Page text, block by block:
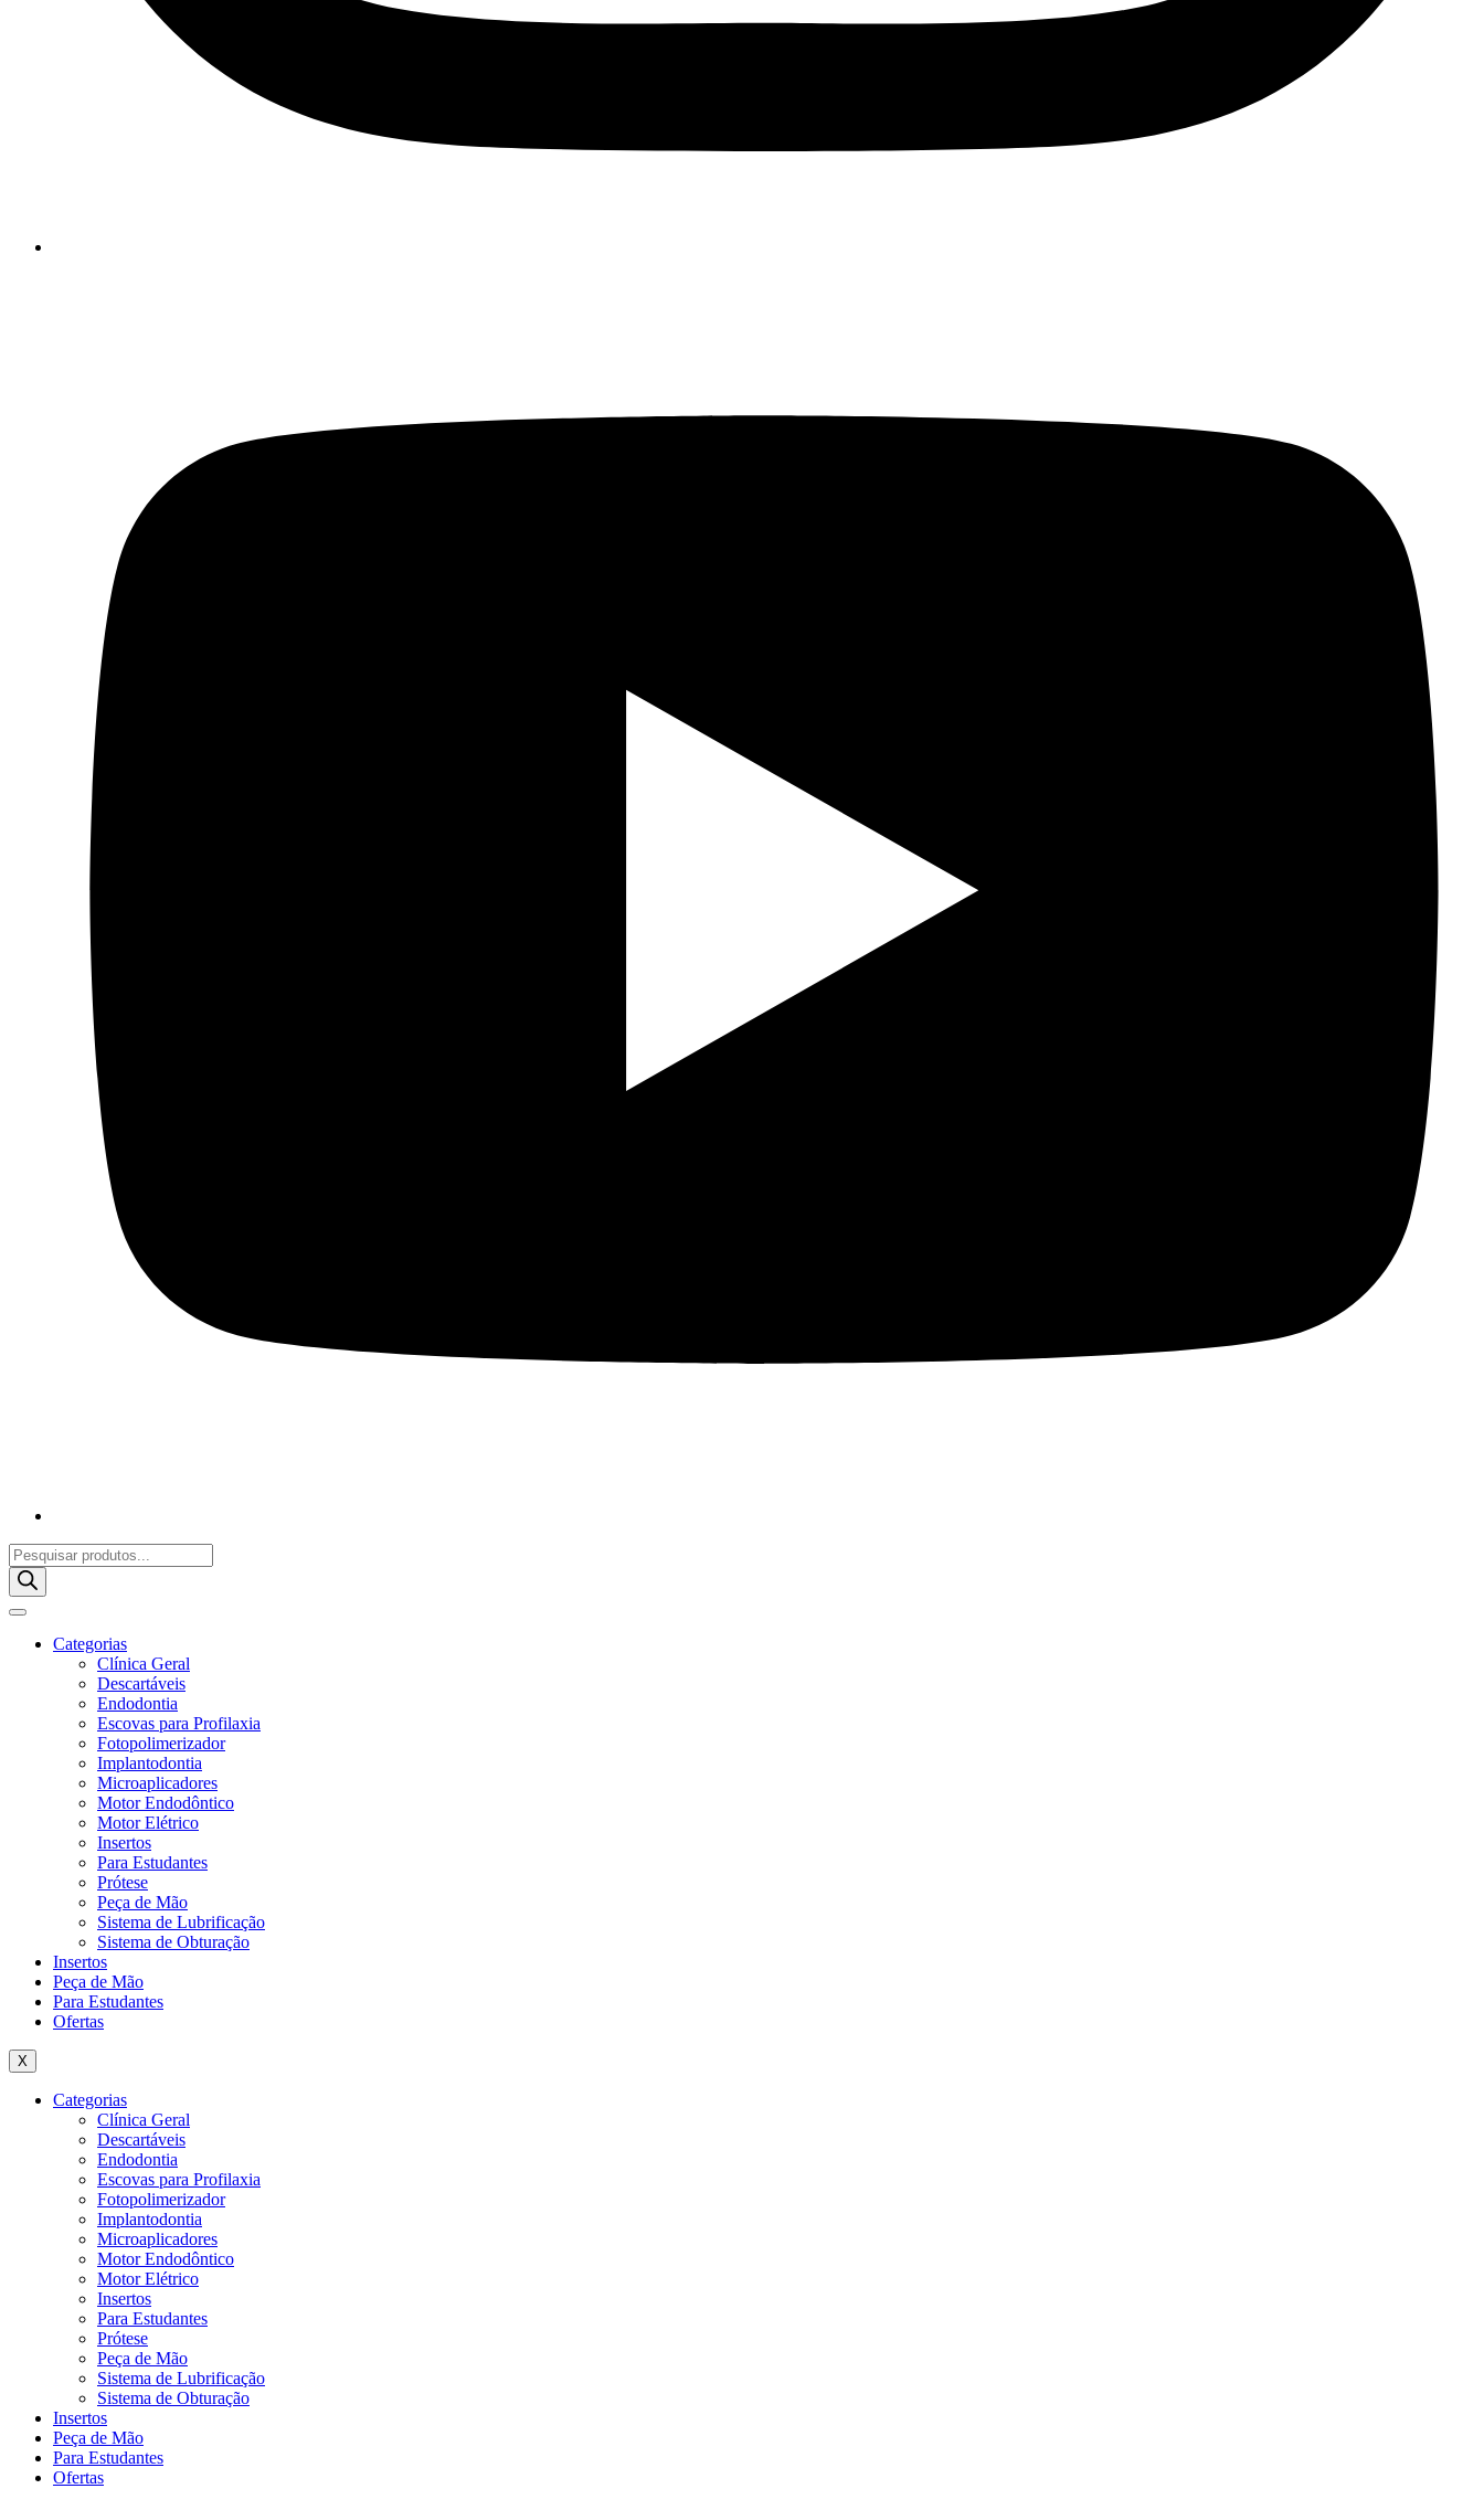
Pesquisar
produtos
Categorias
Clínica Geral
Descartáveis
Endodontia
Escovas para Profilaxia
Fotopolimerizador
Implantodontia
Microaplicadores
Motor Endodôntico
Motor Elétrico
Insertos
Para Estudantes
Prótese
Peça de Mão
Sistema de Lubrificação
Sistema de Obturação
Insertos
Peça de Mão
Para Estudantes
Ofertas
X
Categorias
Clínica Geral
Descartáveis
Endodontia
Escovas para Profilaxia
Fotopolimerizador
Implantodontia
Microaplicadores
Motor Endodôntico
Motor Elétrico
Insertos
Para Estudantes
Prótese
Peça de Mão
Sistema de Lubrificação
Sistema de Obturação
Insertos
Peça de Mão
Para Estudantes
Ofertas